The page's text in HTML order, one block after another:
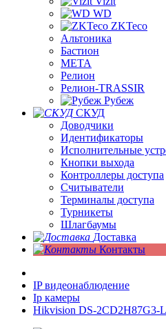
WD
ZKTeco
Альтоника
Бастион
МЕТА
Релион
Релион-TRASSIR
Рубеж
СКУД
Доводчики
Идентификаторы
Исполнительные
Кнопки выхода
Контроллеры доступа
Считыватели
Терминалы доступа
Турникеты
Шлагбаумы
Доставка
Контакты
IP видеонаблюдение
Ip камеры
Hikvision DS-2CD2H87G3-